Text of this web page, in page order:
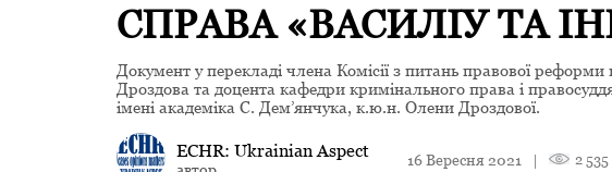
СПРАВА «ВАСИЛІУ ТА
Документ у перекладі члена Комісії з питань правової
Дроздова та доцента кафедри кримінального права і
імені академіка С. Дем’янчука, к.ю.н. Олени Дроздової.
ECHR: Ukrainian Aspect 16 Вересня 2021 | 2 535